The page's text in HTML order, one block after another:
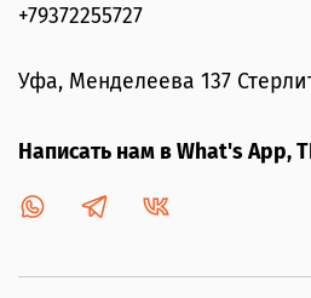
+79372255727
Уфа, Менделеева 137
Написать нам в What's App,